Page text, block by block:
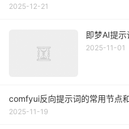
2025-12-21
即梦AI提示
2025-11-01
comfyui反向提示词的常用节点
2025-11-19